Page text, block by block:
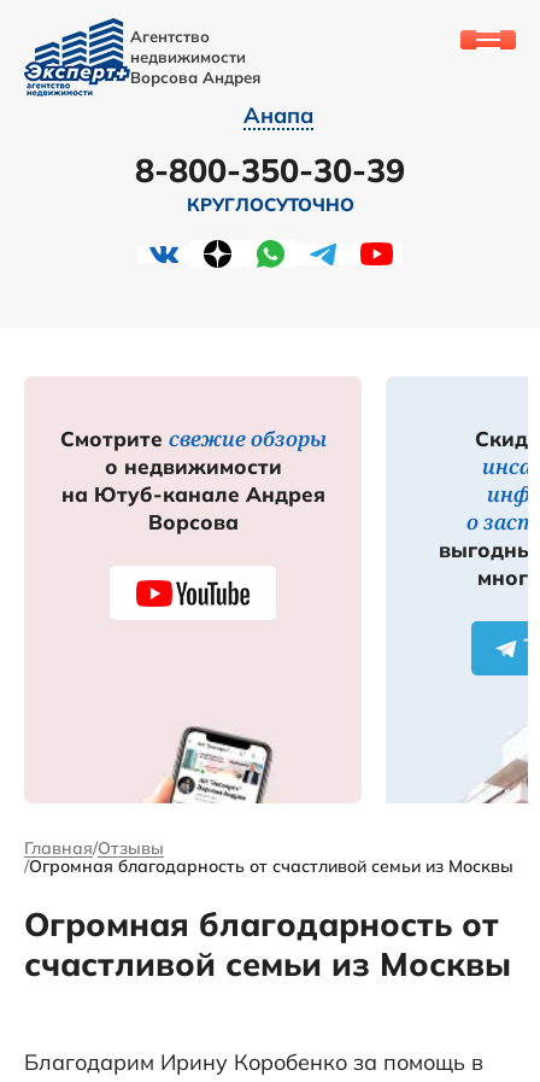
Агентство
недвижимости
Ворсова Андрея
Анапа
8-800-350-30-39
КРУГЛОСУТОЧНО
Смотрите свежие обзоры
о недвижимости
на Ютуб-канале Андрея
Ворсова
о
Главная Отзывы
Огромная благодарность от счастливой семьи из Москвы
Огромная благодарность от
счастливой семьи из Москвы
Благодарим Ирину Коробенко за помощь в